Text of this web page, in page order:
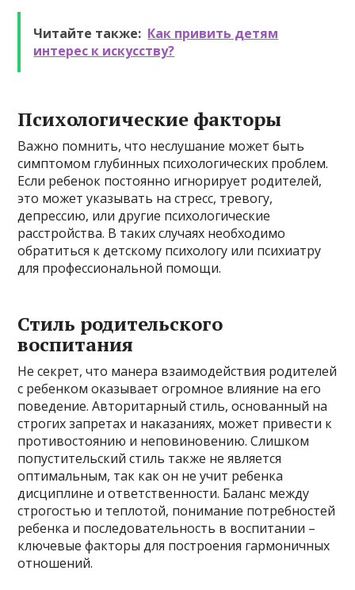
Читайте также: Как привить детям
интерес к искусству?
Психологические факторы
Важно помнить, что неслушание может быть
симптомом глубинных психологических проблем.
Если ребенок постоянно игнорирует родителей,
это может указывать на стресс, тревогу,
депрессию, или другие психологические
расстройства. В таких случаях необходимо
обратиться к детскому психологу или психиатру
для профессиональной помощи.
Стиль родительского
воспитания
Не секрет, что манера взаимодействия родителей
с ребенком оказывает огромное влияние на его
поведение. Авторитарный стиль, основанный на
строгих запретах и наказаниях, может привести к
противостоянию и неповиновению. Слишком
попустительский стиль также не является
оптимальным, так как он не учит ребенка
дисциплине и ответственности. Баланс между
строгостью и теплотой, понимание потребностей
ребенка и последовательность в воспитании –
ключевые факторы для построения гармоничных
отношений.